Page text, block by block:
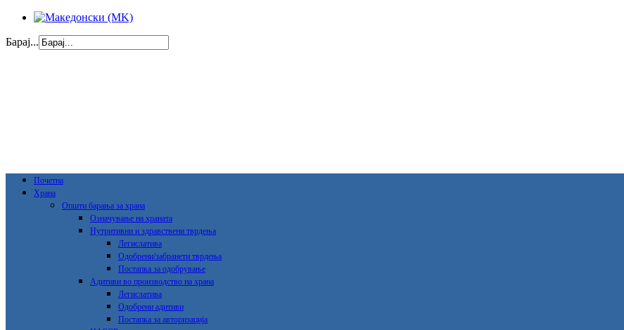
Барај...
Почетна
Храна
Општи барања за храна
Означување на храната
Нутритивни и здравствени тврдења
Легислатива
Одобрени/забранети тврдења
Постапка за одобрување
Адитиви во производство на храна
Легислатива
Одобрени адитиви
Постапка за авторизација